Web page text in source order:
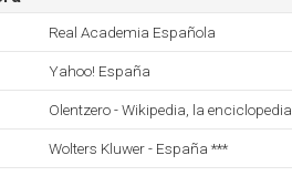
Real Academia Española
Yahoo! España
Olentzero - Wikipedia, la
Wolters Kluwer - España ***